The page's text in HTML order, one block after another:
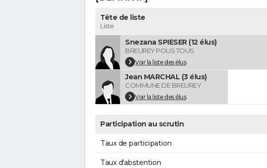
Tête de liste
Liste
Snezana SPIESER (12 élus)
BREUREY POUS TOUS
Voir la liste des élus
Jean MARCHAL (3 élus)
COMMUNE DE BREUREY
Voir la liste des élus
Participation au scrutin
Taux de participation
Taux d'abstention